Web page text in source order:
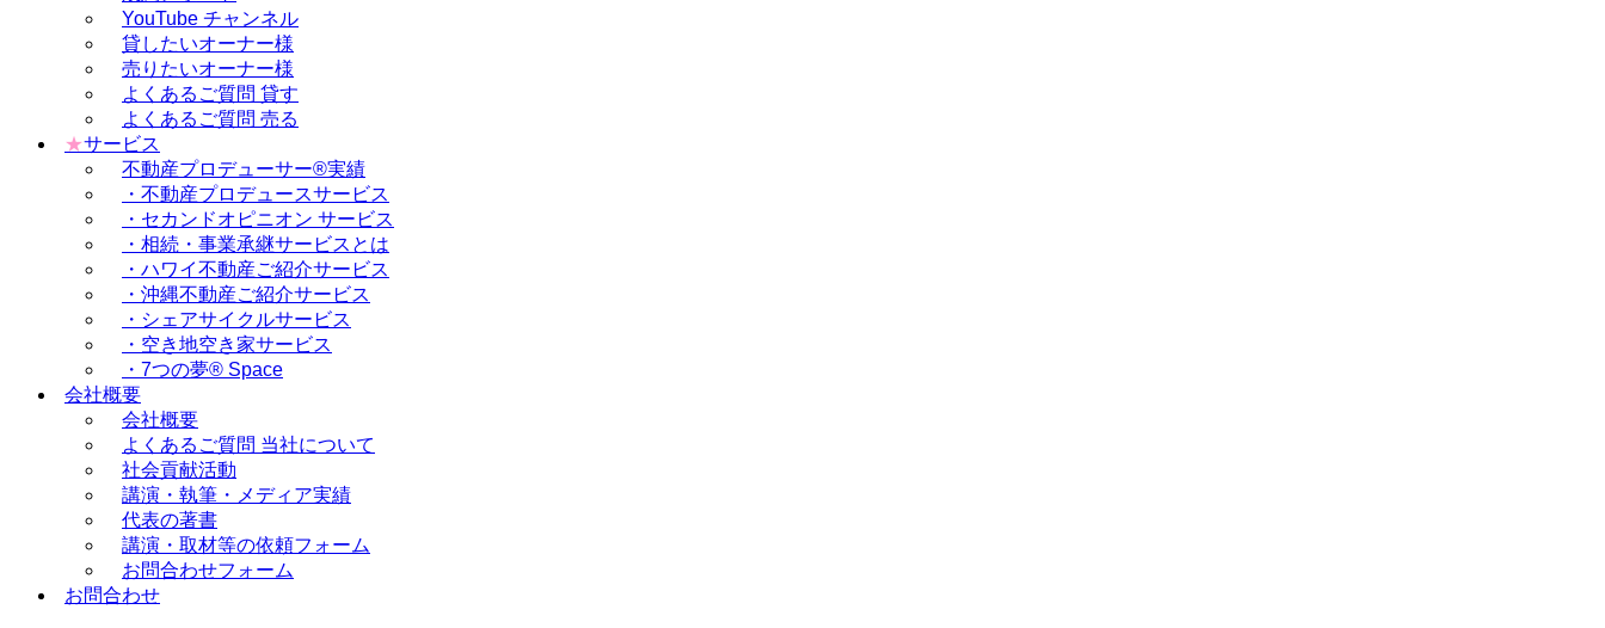
YouTube チャンネル
貸したいオーナー様
売りたいオーナー様
よくあるご質問 貸す
よくあるご質問 売る
★サービス
不動産プロデューサー®実績
・不動産プロデュースサービス
・セカンドオピニオン サービス
・相続・事業承継サービスとは
・ハワイ不動産ご紹介サービス
・沖縄不動産ご紹介サービス
・シェアサイクルサービス
・空き地空き家サービス
・7つの夢® Space
会社概要
会社概要
よくあるご質問 当社について
社会貢献活動
講演・執筆・メディア実績
代表の著書
講演・取材等の依頼フォーム
お問合わせフォーム
お問合わせ